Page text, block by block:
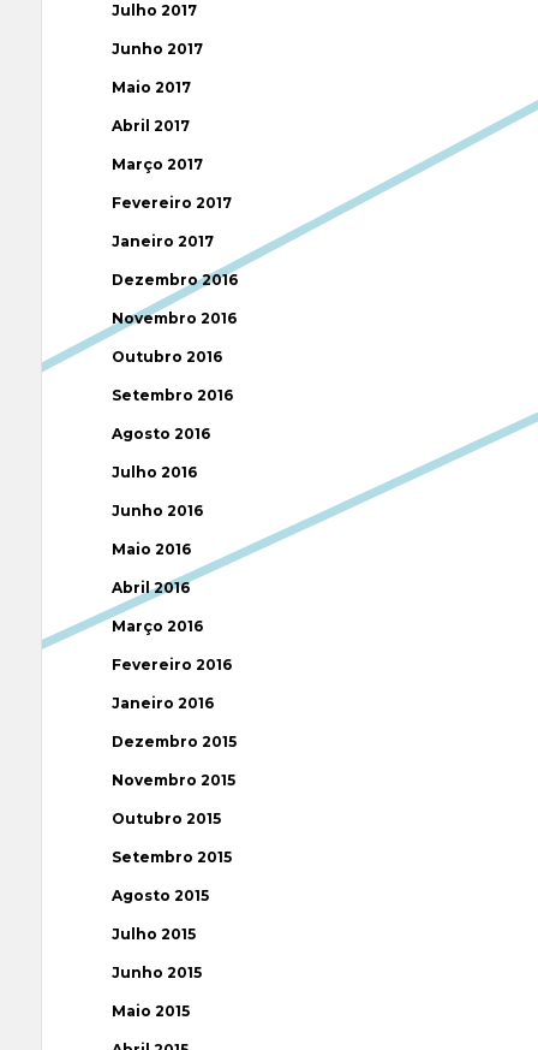
Julho 2017
Junho 2017
Maio 2017
Abril 2017
Março 2017
Fevereiro 2017
Janeiro 2017
Dezembro 2016
Novembro 2016
Outubro 2016
Setembro 2016
Agosto 2016
Julho 2016
Junho 2016
Maio 2016
Abril 2016
Março 2016
Fevereiro 2016
Janeiro 2016
Dezembro 2015
Novembro 2015
Outubro 2015
Setembro 2015
Agosto 2015
Julho 2015
Junho 2015
Maio 2015